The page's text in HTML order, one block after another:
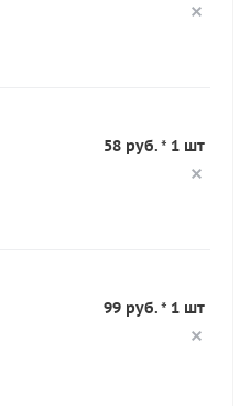
58 руб. * 1 шт
99 руб. * 1 шт